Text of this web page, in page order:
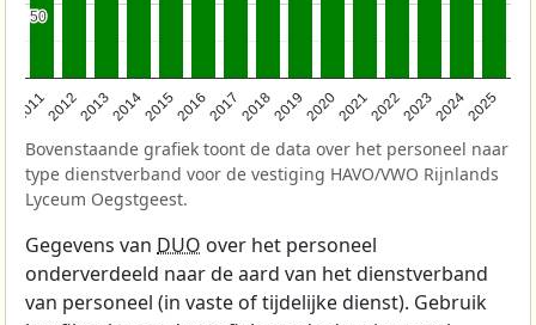
201120122013201420152016201720182019202020212022202320242025
50
50
Bovenstaande grafiek toont de data over het personeel naar
type dienstverband voor de vestiging HAVO/VWO Rijnlands
Lyceum Oegstgeest.
Gegevens van DUO over het personeel
onderverdeeld naar de aard van het dienstverband
van personeel (in vaste of tijdelijke dienst). Gebruik